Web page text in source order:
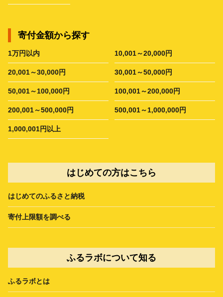
寄付金額から探す
1万円以内 10,001～20,000円
20,001～30,000円 30,001～50,000円
50,001～100,000円 100,001～200,000円
200,001～500,000円 500,001～1,000,000円
1,000,001円以上
はじめての方はこちら
はじめてのふるさと納税
寄付上限額を調べる
ふるラボについて知る
ふるラボとは